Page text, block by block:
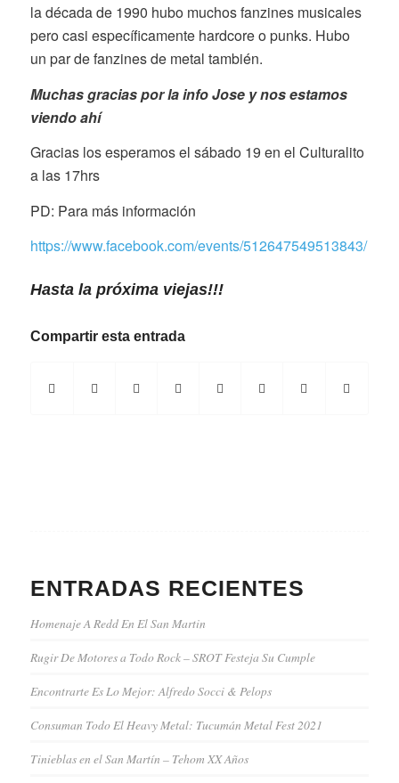
la década de 1990 hubo muchos fanzines musicales
pero casi específicamente hardcore o punks. Hubo
un par de fanzines de metal también.
Muchas gracias por la info Jose y nos estamos
viendo ahí
Gracias los esperamos el sábado 19 en el Culturalito
a las 17hrs
PD: Para más información
https://www.facebook.com/events/512647549513843/
Hasta la próxima viejas!!!
Compartir esta entrada
ENTRADAS RECIENTES
Homenaje A Redd En El San Martin
Rugir De Motores a Todo Rock – SROT Festeja Su Cumple
Encontrarte Es Lo Mejor: Alfredo Socci & Pelops
Consuman Todo El Heavy Metal: Tucumán Metal Fest 2021
Tinieblas en el San Martín – Tehom XX Años